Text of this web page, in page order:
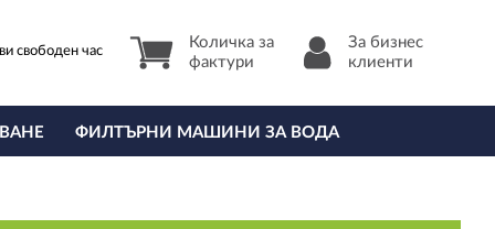
свободен час
Количка за
фактури
За бизнес
клиенти
ФИЛТЪРНИ МАШИНИ ЗА ВОДА